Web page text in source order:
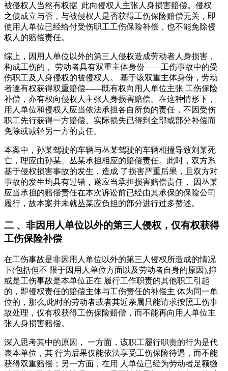
被侵权人当然有权据 此向侵权人主张人身损害赔偿。侵权
之债成立与否，与被侵权人是否获得工伤保险赔偿无关，即
使用人单位已经给付受伤职工工伤保险补偿，也不能免除侵
权人的赔偿责任。
综上，因用人单位以外的第三人侵权造成劳动者人身损害，
构成工伤的， 劳动者具有双重主体身份——工伤事故中的受
伤职工及人身侵权的被侵权人。 基于该双重主体身份，劳动
者遂有权获得双重赔偿——既有权向用人单位主张 工伤保险
补偿，亦有权向侵权人主张人身损害赔偿。在这种情形下，
用人单位和侵权人应当依法承担各自所负的责任，不因受伤
职工先行获得一方赔偿、实际损失已得到全部或部分补偿而
免除或减轻另一方的责任。
本案中，孙某驾驶的车辆与丛某驾驶的车辆相撞导致刘某死
亡，理应由孙某、丛某承担相应的赔偿责任。此时，双方系
基于侵权损害事故的发生，造成 了损害严重后果，且双方对
事故的发生均具有过错，遂应当承担损害赔偿责任， 因丛某
应当承担的赔偿责任在本次诉讼前已经由其承保的保险公司
履行，故本案并未就丛某应负担的部分进行过多赘述。
二 、非因用人单位以外的第三人侵权，仅有权获得
工伤保险补偿
在工伤事故是非因用人单位以外的第三人侵权所造成的情况
下(包括但不 限于因用人单位方面以及劳动者自身的原因),抑
或是工伤事故是本单位正在 履行工作职责的其他职工引起
的，即侵权责任的赔偿主体与工伤责任的补偿主 体为同一单
位的，那么,此时的劳动者或者其近亲属只能请求按照工伤事
故处理，仅有权获得工伤保险赔偿，而不能再向用人单位主
张人身损害赔偿。
深入思考其中的原因， 一方面，该职工履行职责的行为是代
表本单位，其 行为后果仅能依法享受工伤保险待遇，而不能
获得双重赔偿；另一方面，在用 人单位已经为劳动者足额缴